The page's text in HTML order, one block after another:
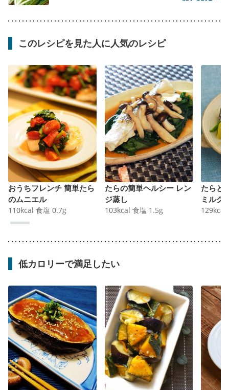
このレシピを見た人に人気のレシピ
おうちフレンチ 簡単たら
のムニエル
110kcal 食塩 0.7g
たらの簡単ヘルシー レン
ジ蒸し
103kcal 食塩 1.5g
たらと
ミルク
129kcal
低カロリーで満足したい